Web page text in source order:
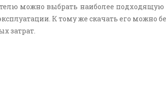
можно выбрать наиболее подходящую
К тому же скачать его можно
затрат.